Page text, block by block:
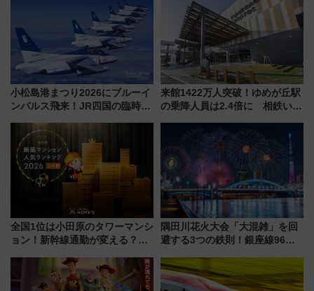
小松島港まつり2026にブルーイ
ンパルス飛来！JR四国の臨時ダ
来館1422万人突破！ゆめが丘駅
の乗降人員は2.4倍に 相鉄いず
年祭にそうにゃん＆DB.スター
マンが登場
全国1位は小田原のタワーマンシ
ョン！新幹線通勤が変える？
【新築マンション人気ランキン
グ】
隅田川花火大会「大混雑」を回
避する3つの鉄則！銀座線96本
ツリー駅の規制まとめ 7/25開催
（2026年）